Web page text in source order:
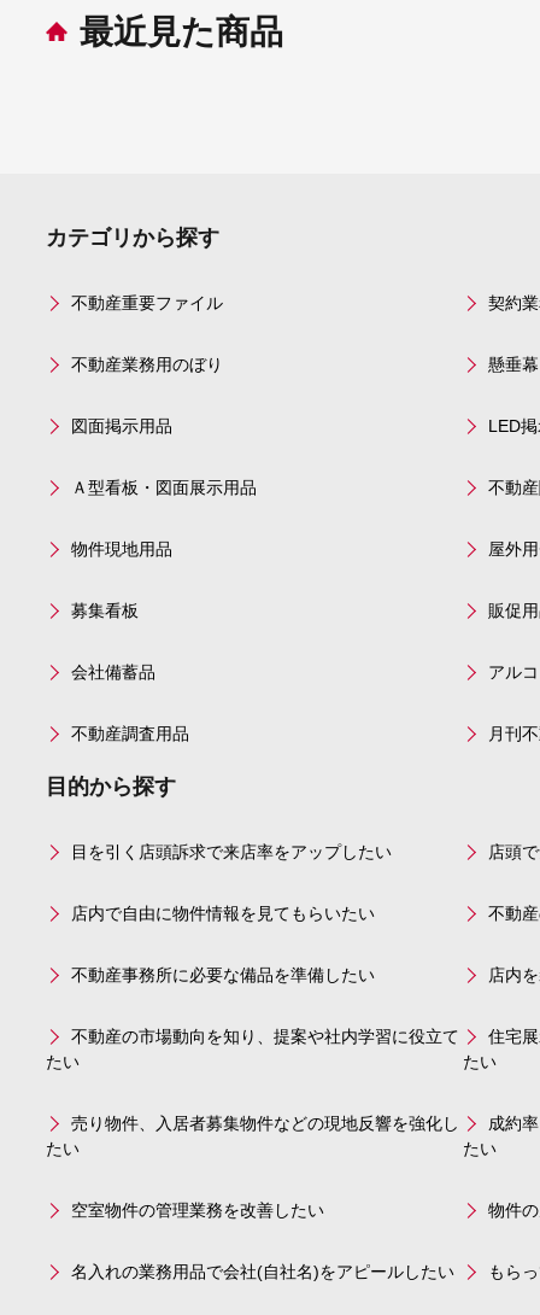
最近見た商品
カテゴリから探す
不動産重要ファイル 契約
不動産業務用のぼり 懸垂
図面掲示用品 LED
Ａ型看板・図面展示用品 不動
物件現地用品 屋外
募集看板 販促
会社備蓄品 アル
不動産調査用品 月刊
目的から探す
目を引く店頭訴求で来店率をアップしたい 店頭
店内で自由に物件情報を見てもらいたい 不動
不動産事務所に必要な備品を準備したい 店内
不動産の市場動向を知り、提案や社内学習に役立て
たい
住宅
たい
売り物件、入居者募集物件などの現地反響を強化し
たい
成約
たい
空室物件の管理業務を改善したい 物件
名入れの業務用品で会社(自社名)をアピールしたい もら